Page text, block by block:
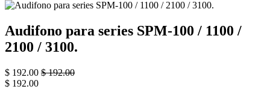
Audifono para series SPM-100 / 1100 /
2100 / 3100.
$ 192.00 $192.00
$ 192.00